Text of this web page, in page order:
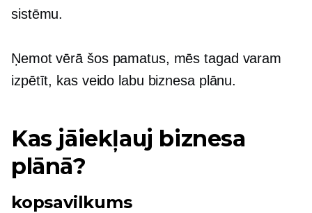
sistēmu.
Ņemot vērā šos pamatus, mēs tagad varam
izpētīt, kas veido labu biznesa plānu.
Kas jāiekļauj biznesa
plānā?
kopsavilkums